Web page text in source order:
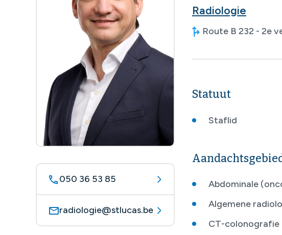
050 36 53 85
radiologie@stlucas.be
Radiologie
Route B 232 - 2e
Statuut
Staflid
Abdominale
Algemene
CT-